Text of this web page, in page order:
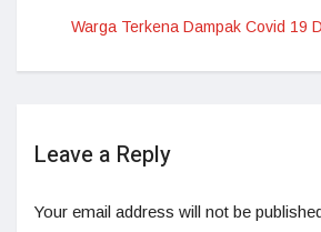
Warga Terkena Dampak Covid 19
Leave a Reply
Your email address will not be